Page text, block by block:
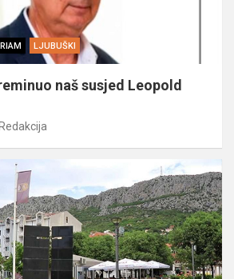
LJUBUŠKI
naš susjed Leopold
Redakcija